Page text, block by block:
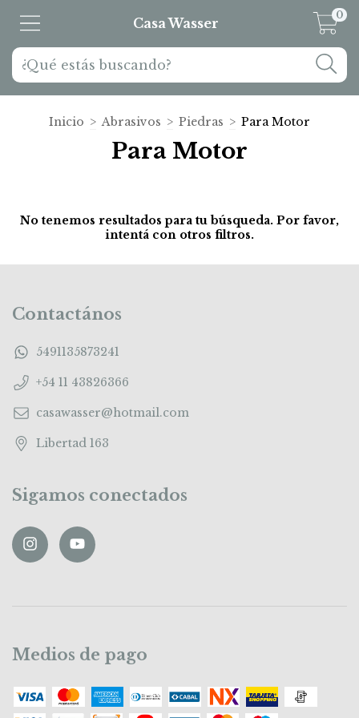
Casa Wasser
0
Inicio > Abrasivos > Piedras > Para Motor
Para Motor
No tenemos resultados para tu búsqueda. Por favor,
intentá con otros filtros.
Contactános
5491135873241
+54 11 43826366
casawasser@hotmail.com
Libertad 163
Sigamos conectados
Medios de pago